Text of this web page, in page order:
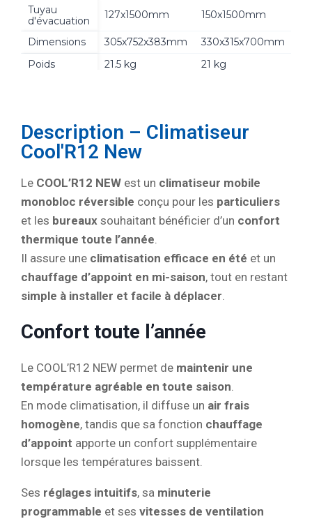
Tuyau
d'évacuation
127x1500mm 150x1500mm
Dimensions 305x752x383mm 330x315x700mm
Poids
21.5 kg 21 kg
Description – Climatiseur
Cool'R12 New
Le COOL’R12 NEW est un climatiseur mobile
monobloc réversible conçu pour les particuliers
et les bureaux souhaitant bénéficier d’un confort
thermique toute l’année.
Il assure une climatisation efficace en été et un
chauffage d’appoint en mi-saison, tout en restant
simple à installer et facile à déplacer.
Confort toute l’année
Le COOL’R12 NEW permet de maintenir une
température agréable en toute saison.
En mode climatisation, il diffuse un air frais
homogène, tandis que sa fonction chauffage
d’appoint apporte un confort supplémentaire
lorsque les températures baissent.
Ses réglages intuitifs, sa minuterie
programmable et ses vitesses de ventilation